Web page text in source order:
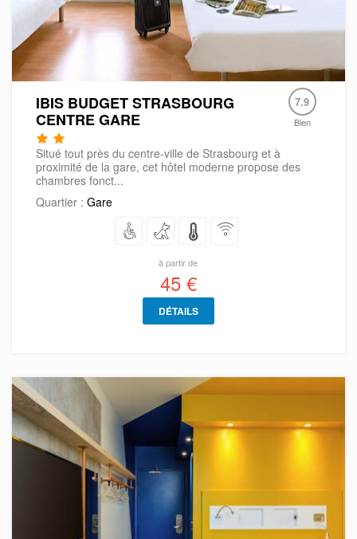
IBIS BUDGET STRASBOURG
CENTRE GARE
7.9
Bien
Situé tout près du centre-ville de Strasbourg et à
proximité de la gare, cet hôtel moderne propose des
chambres fonct...
Quartier : Gare
à partir de
45 €
DÉTAILS